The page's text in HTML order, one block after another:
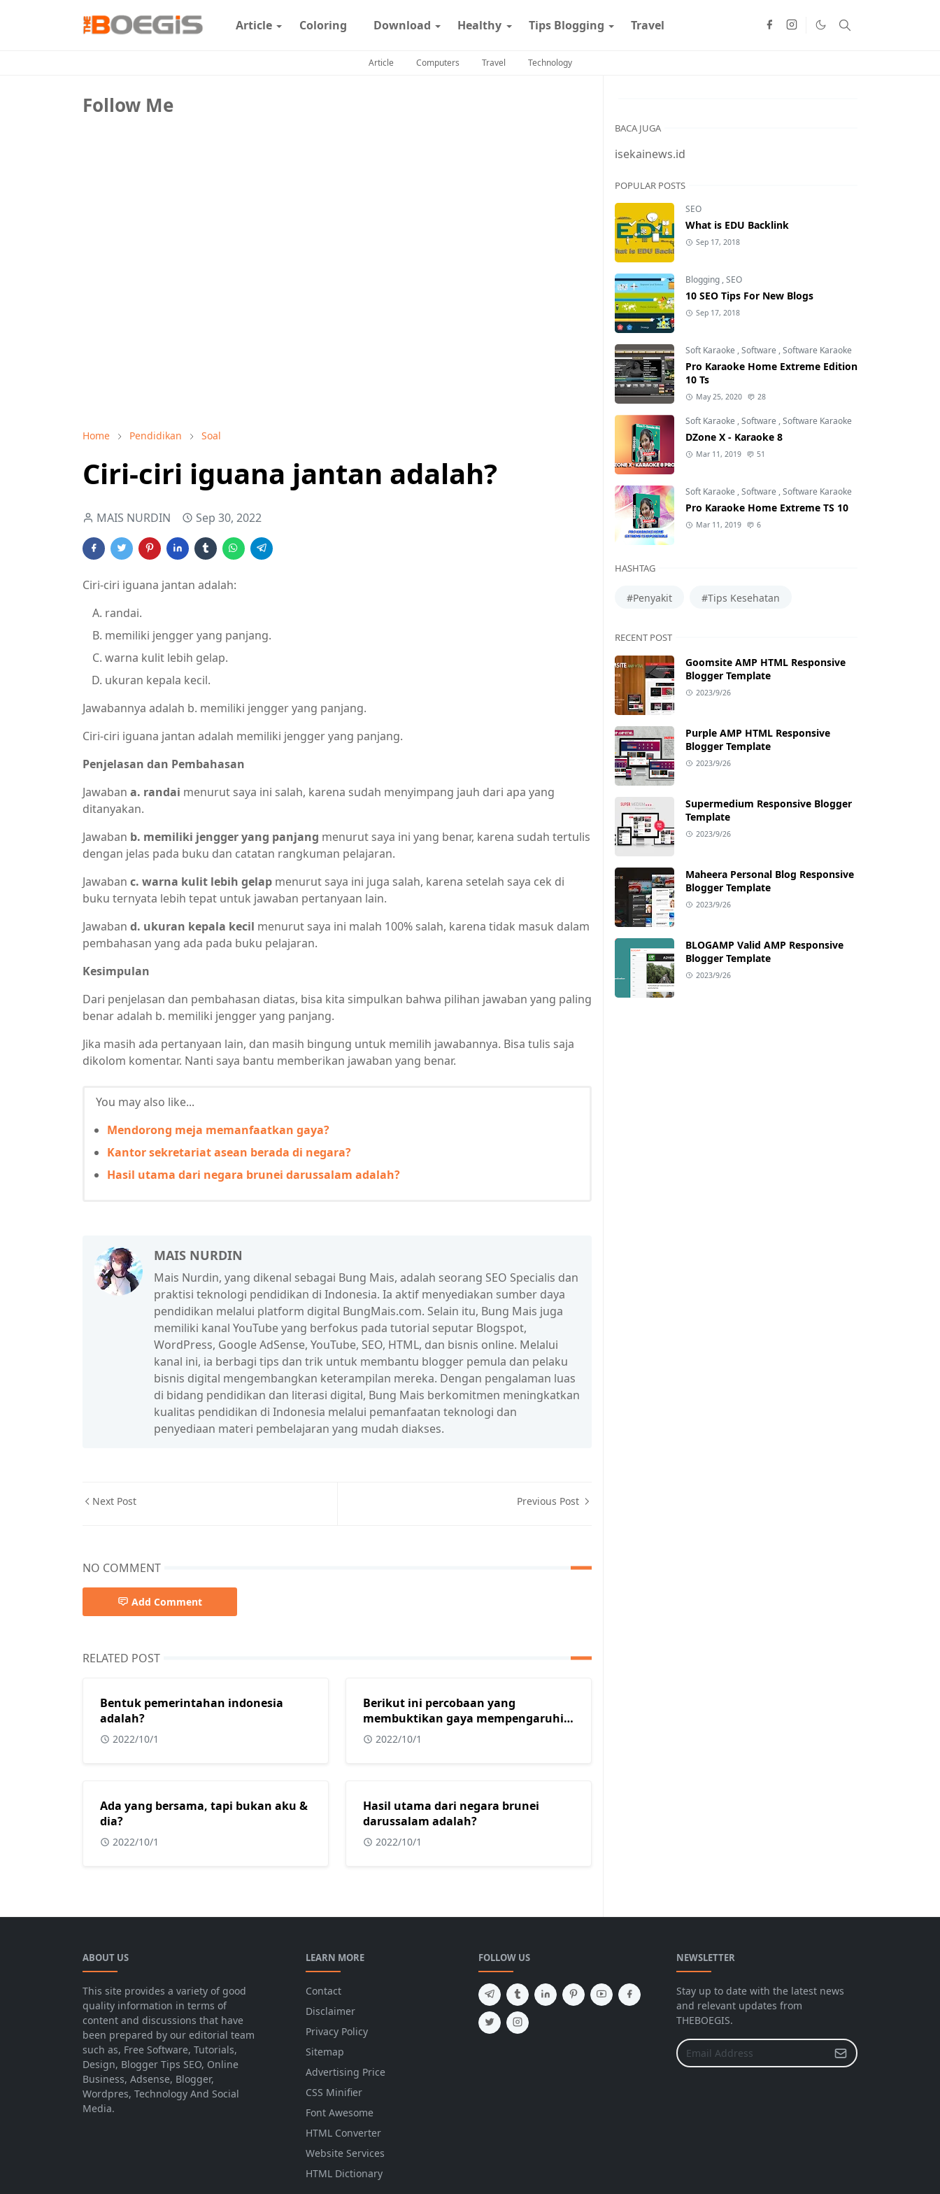
Article Coloring Download Healthy Tips Blogging Travel
Article Computers Travel Technology
Follow Me
Home Pendidikan Soal
Ciri-ciri iguana jantan adalah?
MAIS NURDIN Sep 30, 2022
Ciri-ciri iguana jantan adalah:
randai.
memiliki jengger yang panjang.
warna kulit lebih gelap.
ukuran kepala kecil.
Jawabannya adalah b. memiliki jengger yang panjang.
Ciri-ciri iguana jantan adalah memiliki jengger yang panjang.
Penjelasan dan Pembahasan
Jawaban a. randai menurut saya ini salah, karena sudah menyimpang jauh dari apa yang
ditanyakan.
Jawaban b. memiliki jengger yang panjang menurut saya ini yang benar, karena sudah tertulis
dengan jelas pada buku dan catatan rangkuman pelajaran.
Jawaban c. warna kulit lebih gelap menurut saya ini juga salah, karena setelah saya cek di
buku ternyata lebih tepat untuk jawaban pertanyaan lain.
Jawaban d. ukuran kepala kecil menurut saya ini malah 100% salah, karena tidak masuk dalam
pembahasan yang ada pada buku pelajaran.
Kesimpulan
Dari penjelasan dan pembahasan diatas, bisa kita simpulkan bahwa pilihan jawaban yang paling
benar adalah b. memiliki jengger yang panjang.
Jika masih ada pertanyaan lain, dan masih bingung untuk memilih jawabannya. Bisa tulis saja
dikolom komentar. Nanti saya bantu memberikan jawaban yang benar.
You may also like...
Mendorong meja memanfaatkan gaya?
Kantor sekretariat asean berada di negara?
Hasil utama dari negara brunei darussalam adalah?
MAIS NURDIN
Mais Nurdin, yang dikenal sebagai Bung Mais, adalah seorang SEO Specialis dan
praktisi teknologi pendidikan di Indonesia. Ia aktif menyediakan sumber daya
pendidikan melalui platform digital BungMais.com. Selain itu, Bung Mais juga
memiliki kanal YouTube yang berfokus pada tutorial seputar Blogspot,
WordPress, Google AdSense, YouTube, SEO, HTML, dan bisnis online. Melalui
kanal ini, ia berbagi tips dan trik untuk membantu blogger pemula dan pelaku
bisnis digital mengembangkan keterampilan mereka. Dengan pengalaman luas
di bidang pendidikan dan literasi digital, Bung Mais berkomitmen meningkatkan
kualitas pendidikan di Indonesia melalui pemanfaatan teknologi dan
penyediaan materi pembelajaran yang mudah diakses.
Next Post Previous Post
NO COMMENT
Add Comment
RELATED POST
Bentuk pemerintahan indonesia
adalah?
2022/10/1
Berikut ini percobaan yang
membuktikan gaya mempengaruhi
benda diam menjadi bergerak
2022/10/1
Ada yang bersama, tapi bukan aku &
dia?
2022/10/1
Hasil utama dari negara brunei
darussalam adalah?
2022/10/1
BACA JUGA
isekainews.id
POPULAR POSTS
SEO
What is EDU Backlink
Sep 17, 2018
Blogging ,SEO
10 SEO Tips For New Blogs
Sep 17, 2018
Soft Karaoke ,Software ,Software Karaoke
Pro Karaoke Home Extreme Edition
10 Ts
May 25, 2020 28
Soft Karaoke ,Software ,Software Karaoke
DZone X - Karaoke 8
Mar 11, 2019 51
Soft Karaoke ,Software ,Software Karaoke
Pro Karaoke Home Extreme TS 10
Mar 11, 2019 6
HASHTAG
#Penyakit #Tips Kesehatan
RECENT POST
Goomsite AMP HTML Responsive
Blogger Template
2023/9/26
Purple AMP HTML Responsive
Blogger Template
2023/9/26
Supermedium Responsive Blogger
Template
2023/9/26
Maheera Personal Blog Responsive
Blogger Template
2023/9/26
BLOGAMP Valid AMP Responsive
Blogger Template
2023/9/26
ABOUT US
This site provides a variety of good
quality information in terms of
content and discussions that have
been prepared by our editorial team
such as, Free Software, Tutorials,
Design, Blogger Tips SEO, Online
Business, Adsense, Blogger,
Wordpres, Technology And Social
Media.
LEARN MORE
Contact
Disclaimer
Privacy Policy
Sitemap
Advertising Price
CSS Minifier
Font Awesome
HTML Converter
Website Services
HTML Dictionary
FOLLOW US NEWSLETTER
Stay up to date with the latest news
and relevant updates from
THEBOEGIS.